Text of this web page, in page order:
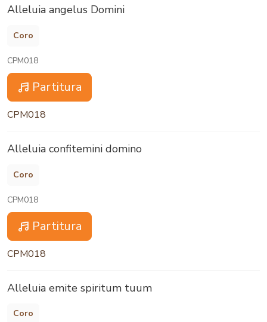
Alleluia angelus Domini
Coro
CPM018
Partitura
CPM018
Alleluia confitemini domino
Coro
CPM018
Partitura
CPM018
Alleluia emite spiritum tuum
Coro